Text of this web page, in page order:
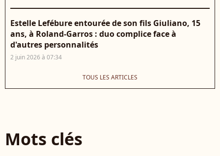
Estelle Lefébure entourée de son fils Giuliano, 15
ans, à Roland-Garros : duo complice face à
d'autres personnalités
2 juin 2026 à 07:34
TOUS LES ARTICLES
Mots clés